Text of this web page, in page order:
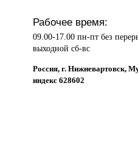
Рабочее время:
09.00-17.00 пн-пт без
выходной сб-вс
Россия, г. Нижневартовск,
индекс 628602